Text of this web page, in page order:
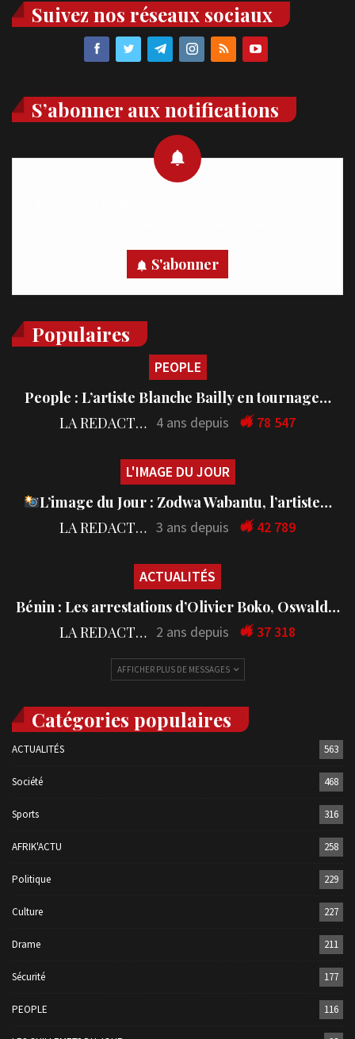
Suivez nos réseaux sociaux
S’abonner aux notifications
S'abonner
Populaires
PEOPLE
People : L’artiste Blanche Bailly en tournage…
LA REDACTION 4 ans depuis 78 547
L'IMAGE DU JOUR
L’image du Jour : Zodwa Wabantu, l’artiste…
LA REDACTION 3 ans depuis 42 789
ACTUALITÉS
Bénin : Les arrestations d’Olivier Boko, Oswald…
LA REDACTION 2 ans depuis 37 318
AFFICHER PLUS DE MESSAGES
Catégories populaires
ACTUALITÉS 563
Société 468
Sports 316
AFRIK'ACTU 258
Politique 229
Culture 227
Drame 211
Sécurité 177
PEOPLE 116